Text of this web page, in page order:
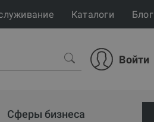
Каталоги Блог
Войти
Сферы бизнеса